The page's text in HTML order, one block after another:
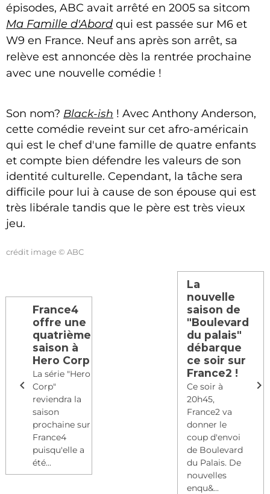
épisodes, ABC avait arrêté en 2005 sa sitcom
Ma Famille d'Abord qui est passée sur M6 et
W9 en France. Neuf ans après son arrêt, sa
relève est annoncée dès la rentrée prochaine
avec une nouvelle comédie !
Son nom? Black-ish ! Avec Anthony Anderson,
cette comédie reveint sur cet afro-américain
qui est le chef d'une famille de quatre enfants
et compte bien défendre les valeurs de son
identité culturelle. Cependant, la tâche sera
difficile pour lui à cause de son épouse qui est
très libérale tandis que le père est très vieux
jeu.
crédit image © ABC
France4
offre une
quatrième
saison à
Hero Corp
La série "Hero
Corp"
reviendra la
saison
prochaine sur
France4
puisqu'elle a
été...
La
nouvelle
saison de
"Boulevard
du palais"
débarque
ce soir sur
France2 !
Ce soir à
20h45,
France2 va
donner le
coup d'envoi
de Boulevard
du Palais. De
nouvelles
enqu&...